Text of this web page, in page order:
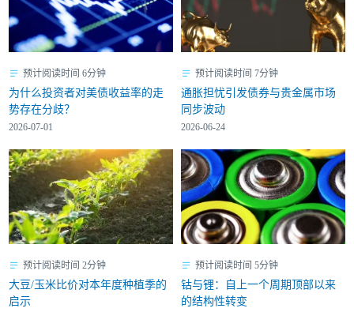
预计阅读时间 6分钟
为什么投资者对美债收益率的走
势存在分歧？
2026-07-01
预计阅读时间 7分钟
通胀担忧引发债券与贵金属市场
同步波动
2026-06-24
预计阅读时间 2分钟
大豆/玉米比价对本年度种植季的
启示
预计阅读时间 5分钟
钴与锂：自上一个周期顶部以来
的结构性转变